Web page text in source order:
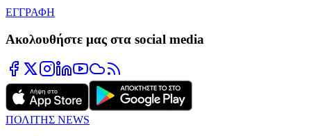
ΕΓΓΡΑΦΗ
Ακολουθήστε μας στα social media
ΠΟΛΙΤΗΣ NEWS